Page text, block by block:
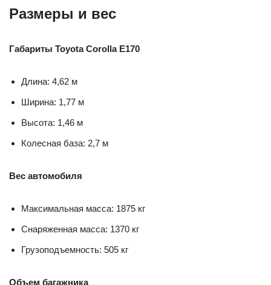
Размеры и вес
Габариты Toyota Corolla E170
Длина: 4,62 м
Ширина: 1,77 м
Высота: 1,46 м
Колесная база: 2,7 м
Вес автомобиля
Максимальная масса: 1875 кг
Снаряженная масса: 1370 кг
Грузоподъемность: 505 кг
Объем багажника